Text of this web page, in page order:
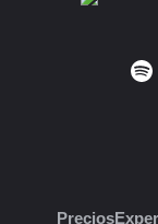
Precios